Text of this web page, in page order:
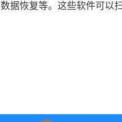
据恢复等。这些软件可以